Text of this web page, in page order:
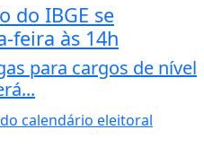
do IBGE se
feira às 14h
para cargos de nível